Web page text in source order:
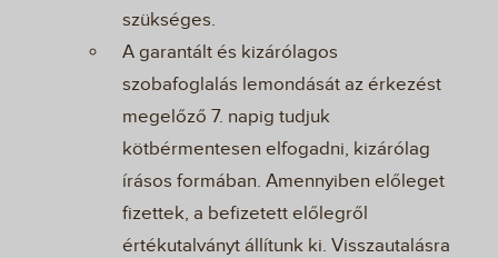
szükséges.
A garantált és kizárólagos
szobafoglalás lemondását az érkezést
megelőző 7. napig tudjuk
kötbérmentesen elfogadni, kizárólag
írásos formában. Amennyiben előleget
fizettek, a befizetett előlegről
értékutalványt állítunk ki. Visszautalásra